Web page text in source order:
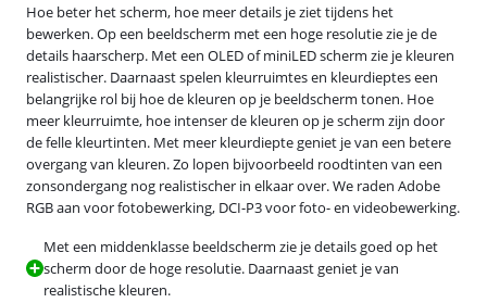
Hoe beter het scherm, hoe meer details je ziet tijdens het
bewerken. Op een beeldscherm met een hoge resolutie zie je de
details haarscherp. Met een OLED of miniLED scherm zie je kleuren
realistischer. Daarnaast spelen kleurruimtes en kleurdieptes een
belangrijke rol bij hoe de kleuren op je beeldscherm tonen. Hoe
meer kleurruimte, hoe intenser de kleuren op je scherm zijn door
de felle kleurtinten. Met meer kleurdiepte geniet je van een betere
overgang van kleuren. Zo lopen bijvoorbeeld roodtinten van een
zonsondergang nog realistischer in elkaar over. We raden Adobe
RGB aan voor fotobewerking, DCI-P3 voor foto- en videobewerking.
Met een middenklasse beeldscherm zie je details goed op het
scherm door de hoge resolutie. Daarnaast geniet je van
realistische kleuren.